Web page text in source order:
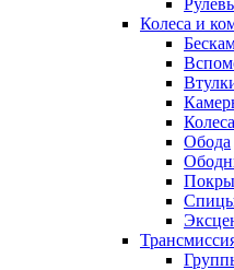
Колеса и
Обода